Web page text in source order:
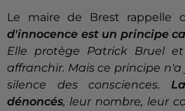
Le maire de Brest rappelle
d'innocence est un principe
Elle protège Patrick Bruel
affranchir. Mais ce principe
silence des consciences.
dénoncés, leur nombre, leur